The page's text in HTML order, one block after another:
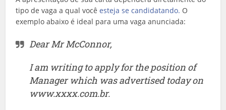
tipo de vaga a qual vocêesteja se candidatando. O
exemplo abaixo é ideal para uma vaga anunciada:
Dear Mr McConnor,
I am writing to apply for the position of
Manager which was advertised today on
www.xxxx.com.br.